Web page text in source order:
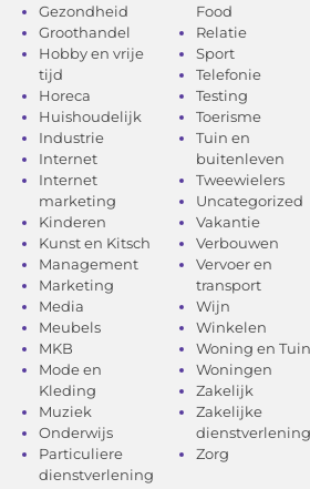
Gezondheid
Groothandel
Hobby en vrije
tijd
Horeca
Huishoudelijk
Industrie
Internet
Internet
marketing
Kinderen
Kunst en Kitsch
Management
Marketing
Media
Meubels
MKB
Mode en
Kleding
Muziek
Onderwijs
Particuliere
dienstverlening
Food
Relatie
Sport
Telefonie
Testing
Toerisme
Tuin en
buitenleven
Tweewielers
Uncategorized
Vakantie
Verbouwen
Vervoer en
transport
Wijn
Winkelen
Woning en Tuin
Woningen
Zakelijk
Zakelijke
dienstverlening
Zorg